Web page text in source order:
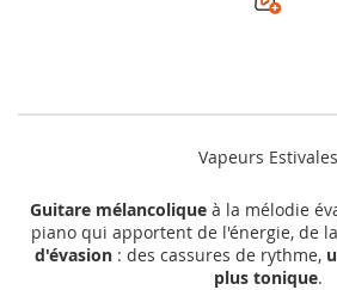
Vapeurs Estivales
Guitare mélancoliqueà la mélodie
piano qui apportent de l'énergie, de
d'évasion: des cassures de rythme,
plus tonique.